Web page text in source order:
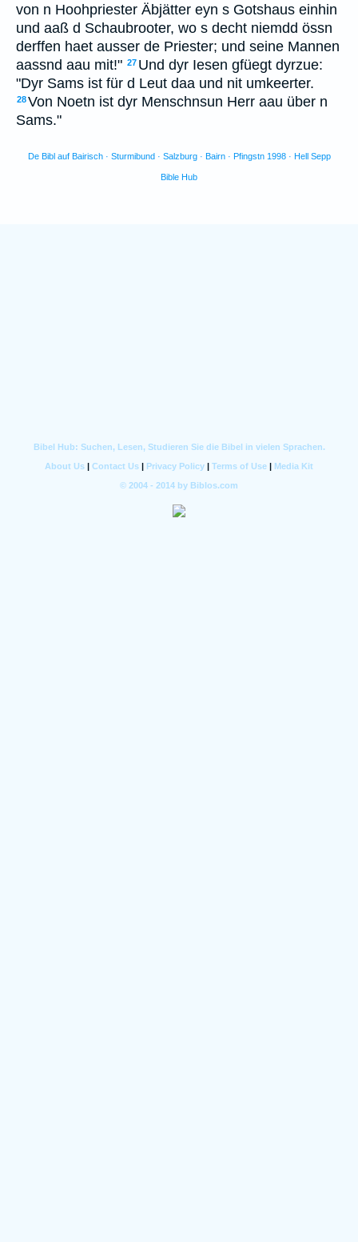
von n Hoohpriester Äbjätter eyn s Gotshaus einhin
und aaß d Schaubrooter, wo s decht niemdd össn
derffen haet ausser de Priester; und seine Mannen
aassnd aau mit!" 27 Und dyr Iesen gfüegt dyrzue:
"Dyr Sams ist für d Leut daa und nit umkeerter.
28Von Noetn ist dyr Menschnsun Herr aau über n
Sams."
De Bibl auf Bairisch · Sturmibund · Salzburg · Bairn · Pfingstn 1998 · Hell Sepp
Bible Hub